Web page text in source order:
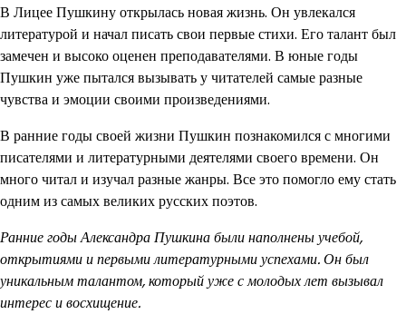
В Лицее Пушкину открылась новая жизнь. Он увлекался
литературой и начал писать свои первые стихи. Его талант был
замечен и высоко оценен преподавателями. В юные годы
Пушкин уже пытался вызывать у читателей самые разные
чувства и эмоции своими произведениями.
В ранние годы своей жизни Пушкин познакомился с многими
писателями и литературными деятелями своего времени. Он
много читал и изучал разные жанры. Все это помогло ему стать
одним из самых великих русских поэтов.
Ранние годы Александра Пушкина были наполнены учебой,
открытиями и первыми литературными успехами. Он был
уникальным талантом, который уже с молодых лет вызывал
интерес и восхищение.